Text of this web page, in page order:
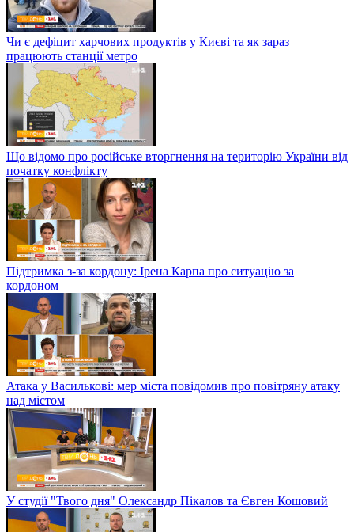
Чи є дефіцит харчових продуктів у Києві та як зараз
працюють станції метро
Що відомо про російське вторгнення на територію України від
початку конфлікту
Підтримка з-за кордону: Ірена Карпа про ситуацію за
кордоном
Атака у Василькові: мер міста повідомив про повітряну атаку
над містом
У студії "Твого дня" Олександр Пікалов та Євген Кошовий